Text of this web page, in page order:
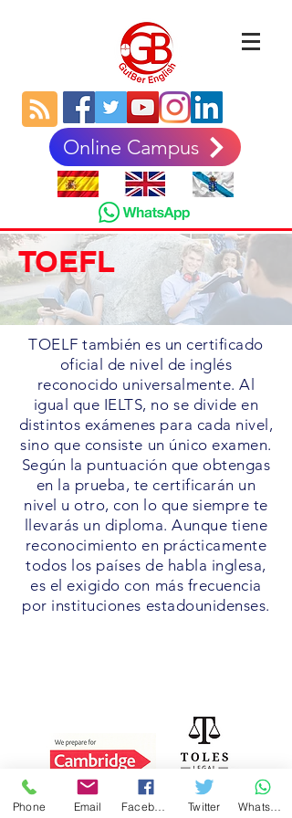
Online Campus
TOEFL
TOELF también es un certificado
oficial de nivel de inglés
reconocido universalmente. Al
igual que IELTS, no se divide en
distintos exámenes para cada nivel,
sino que consiste un único examen.
Según la puntuación que obtengas
en la prueba, te certificarán un
nivel u otro, con lo que siempre te
llevarás un diploma. Aunque tiene
reconocimiento en prácticamente
todos los países de habla inglesa,
es el exigido con más frecuencia
por instituciones estadounidenses.
Phone Email Twitter